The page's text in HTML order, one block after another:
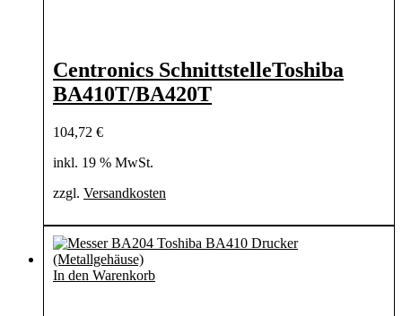
Centronics SchnittstelleToshiba
BA410T/BA420T
104,72 €
inkl. 19 % MwSt.
zzgl. Versandkosten
In den Warenkorb